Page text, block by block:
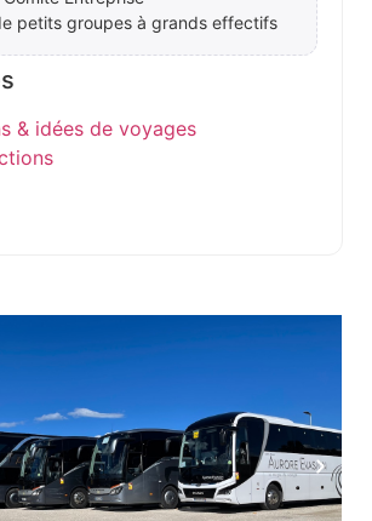
petits groupes à grands effectifs
& idées de voyages